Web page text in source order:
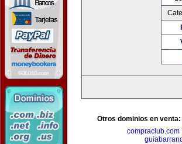
Otros dominios en venta:
compraclub.com